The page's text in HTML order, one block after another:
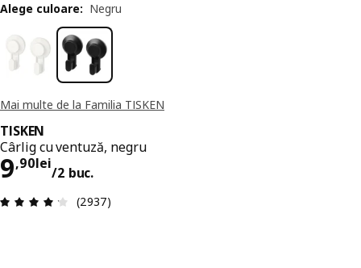
Mai multe de la Familia TISKEN
TISKEN
Cârlig cu ventuză, negru
9,90lei
/2 buc.
Preț 9,90lei/2 buc.
Prezentare generală: 4.2 din 5 stele Total
(2937)
Alege culoare: Negru